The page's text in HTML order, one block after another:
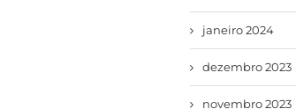
janeiro 2024
dezembro 2023
novembro 2023